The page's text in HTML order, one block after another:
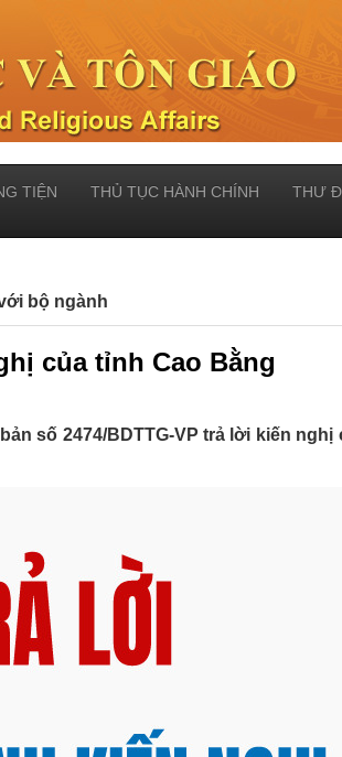
TIỆN THỦ TỤC HÀNH CHÍNH THƯ
bộ ngành
của tỉnh Cao Bằng
số 2474/BDTTG-VP trả lời kiến nghị